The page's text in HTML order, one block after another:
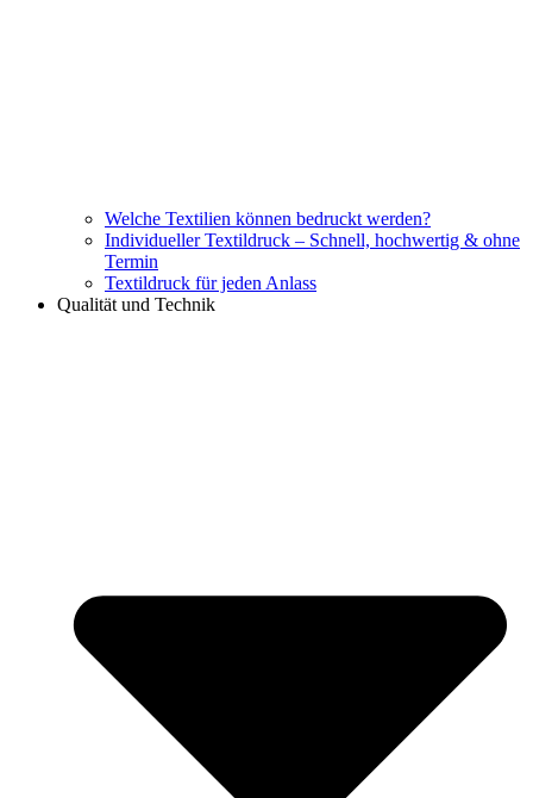
Welche Textilien können bedruckt werden?
Individueller Textildruck – Schnell, hochwertig & ohne
Termin
Textildruck für jeden Anlass
Qualität und Technik